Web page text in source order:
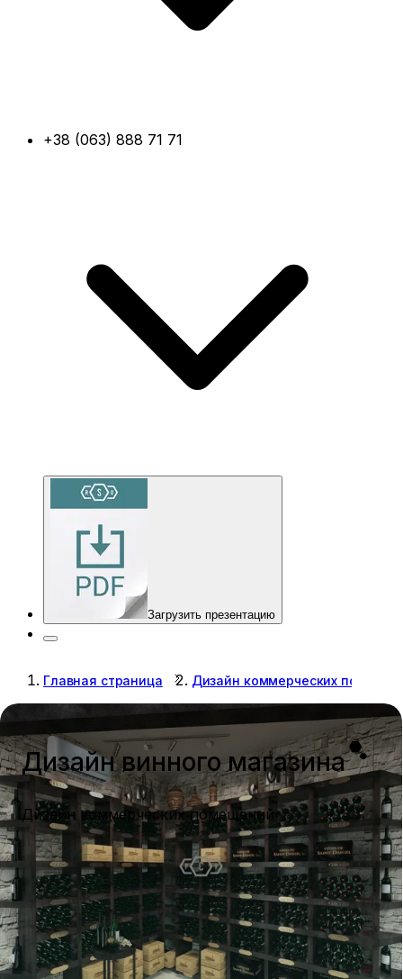
+38 (063) 888 71 71
Загрузить презентацию
Главная страница Дизайн коммерческих
Дизайн винного магазина
Дизайн коммерческих помещений